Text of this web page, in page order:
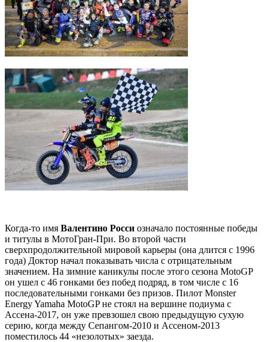
Когда-то имя Валентино Росси означало постоянные победы
и титулы в МотоГран-При. Во второй части
сверхпродолжительной мировой карьеры (она длится с 1996
года) Доктор начал показывать числа с отрицательным
значением. На зимние каникулы после этого сезона MotoGP
он ушел с 46 гонками без побед подряд, в том числе с 16
последовательными гонками без призов. Пилот Monster
Energy Yamaha MotoGP не стоял на вершине подиума с
Ассена-2017, он уже превзошел свою предыдущую сухую
серию, когда между Сепангом-2010 и Ассеном-2013
поместилось 44 «незолотых» заезда.